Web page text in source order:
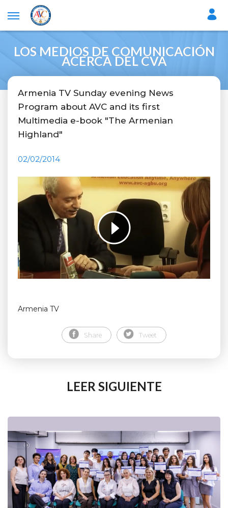
LOS MEDIOS DE COMUNICACIÓN
ACERCA DEL CVA
Armenia TV Sunday evening News
Program about AVC and its first
Multimedia e-book "The Armenian
Highland"
02/02/2014
Armenia TV
Share Tweet
LEER SIGUIENTE